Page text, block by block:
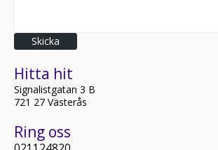
Skicka
Hitta hit
Signalistgatan 3 B
721 27 Västerås
Ring oss